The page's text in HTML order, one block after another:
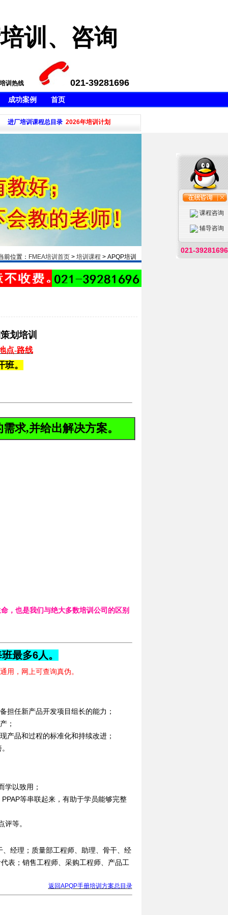
训、咨询
训热线 021-39281696
成功案例 首页
培训等，不满意不收 ·本公司新推出五大工具培训QQ群239154895,欢迎加入
进厂培训课程总目录 2026年培训计划
前位置： FMEA培训首页> 培训课程 > APQP培训
划培训
点-路线
。
求,并给出解决方案。
也是我们与绝大多数培训公司的区别
最多6人 。
用，网上可查询真伪。
任新产品开发项目组长的能力；
；
品和过程的标准化和持续改进；
以致用；
等串联起来，有助于学员能够完整
等。
经理；质量部工程师、助理、骨干、经
表；销售工程师、采购工程师、产品工
返回APQP手册培训方案总目录
课程咨询
辅导咨询
021-39281696